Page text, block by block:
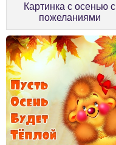
Картинка с осенью с
пожеланиями